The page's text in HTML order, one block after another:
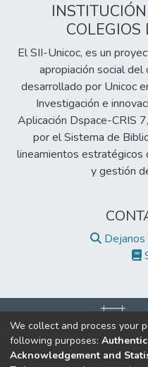
El SII-Unicoc, es un
apropiación social
desarrollado por Unicoc
Investigación e
Aplicación Dspace-CRIS
por el Sistema de
lineamientos estratégicos
y gestión
Dejanos
©2017 Todos los
We collect and process your
following purposes:
Acknowledgement and